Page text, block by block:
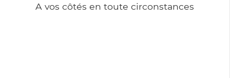
A vos côtés en toute circonstances